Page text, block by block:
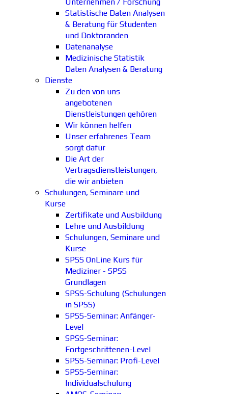
Statistische Daten Analysen
& Beratung für Studenten
und Doktoranden
Datenanalyse
Medizinische Statistik
Daten Analysen & Beratung
Dienste
Zu den von uns
angebotenen
Dienstleistungen gehören
Wir können helfen
Unser erfahrenes Team
sorgt dafür
Die Art der
Vertragsdienstleistungen,
die wir anbieten
Schulungen, Seminare und
Kurse
Zertifikate und Ausbildung
Lehre und Ausbildung
Schulungen, Seminare und
Kurse
SPSS OnLine Kurs für
Mediziner - SPSS
Grundlagen
SPSS-Schulung (Schulungen
in SPSS)
SPSS-Seminar: Anfänger-
Level
SPSS-Seminar:
Fortgeschrittenen-Level
SPSS-Seminar: Profi-Level
SPSS-Seminar:
Individualschulung